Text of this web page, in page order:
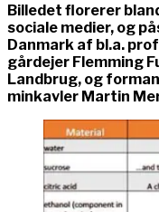
Billedet florerer
sociale medier, og
Danmark af bl.a.
gårdejer Flemming
Landbrug, og
minkavler Martin